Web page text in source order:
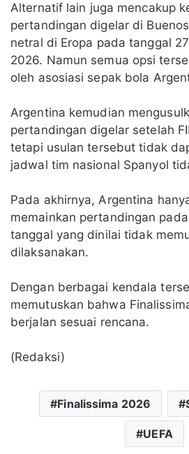
Alternatif lain juga mencakup
pertandingan digelar di
netral di Eropa pada tanggal
2026. Namun semua opsi
oleh asosiasi sepak bola
Argentina kemudian
pertandingan digelar setelah
tetapi usulan tersebut tidak
jadwal tim nasional Spanyol
Pada akhirnya, Argentina
memainkan pertandingan
tanggal yang dinilai tidak
dilaksanakan.
Dengan berbagai kendala
memutuskan bahwa
berjalan sesuai rencana.
(Redaksi)
Finalissima 2026
UEFA